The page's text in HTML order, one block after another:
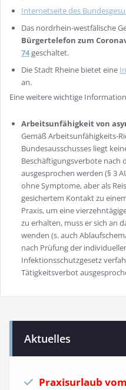
Internetseite des
Das nordrhein-westfälische
Bürgertelefon zum
74geschaltet.
Die Stadt Rheine bietet eine
an.
Eine weitere wichtige
Arbeitsunfähigkeit von
Gemäß Arbeitsunfähigkeits-
Bundesausschusses liegt
Beschäftigungsverbote nach
ausgesprochen werden (§ 3
ohne Symptome, aber als
gesichertem Kontakt zu
Praxis, um eine
zu erhalten, muss er sich an
wenden (s. auch
nach Prüfung der
Infektionsschutzgesetz
Tätigkeitsverbot
Aktuelles
Praxisurlaub